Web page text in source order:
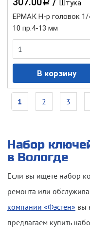
a
Штука
ЕРМАК Н-р головок 1/
10 пр.4-13 мм
Нумерация
страниц
Текущая
страница
1 Page
2 Page
3
Набор
в Вологде
Если вы ищете набор
ремонта или
компании «Фэстен» вы
предлагаем купить